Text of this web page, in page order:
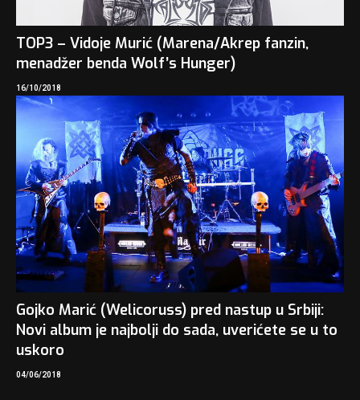
TOP3 – Vidoje Murić (Marena/Akrep fanzin,
menadžer benda Wolf’s Hunger)
16/10/2018
Gojko Marić (Welicoruss) pred nastup u Srbiji:
Novi album je najbolji do sada, uverićete se u to
uskoro
04/06/2018